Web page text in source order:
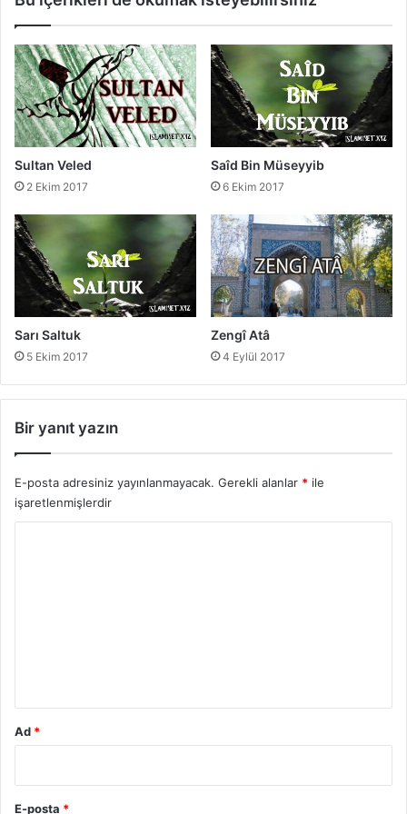
l
t
a
n
Sultan Veled
2 Ekim 2017
Saîd Bin Müseyyib
6 Ekim 2017
Sarı Saltuk
5 Ekim 2017
Zengî Atâ
4 Eylül 2017
Bir yanıt yazın
E-posta adresiniz yayınlanmayacak. Gerekli alanlar * ile
işaretlenmişlerdir
Ad *
E-posta *